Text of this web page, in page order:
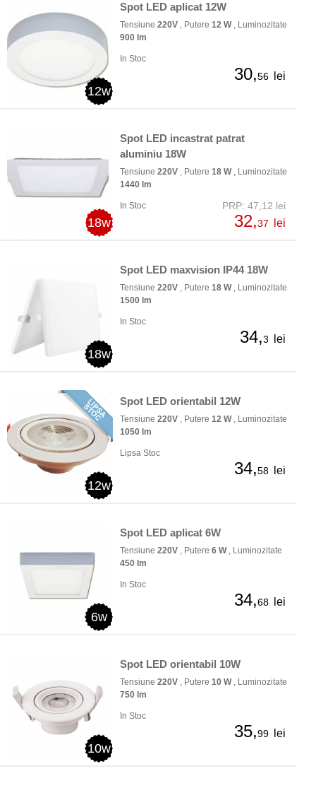
12w
Spot LED aplicat 12W
Tensiune 220V , Putere 12 W, Luminozitate
900 lm
In Stoc
30,56 lei
18w
Spot LED incastrat patrat
aluminiu 18W
Tensiune 220V , Putere 18 W, Luminozitate
1440 lm
In Stoc PRP: 47,12 lei
32,37 lei
18w
Spot LED maxvision IP44 18W
Tensiune 220V , Putere 18 W, Luminozitate
1500 lm
In Stoc
34,3 lei
12w
Spot LED orientabil 12W
Tensiune 220V , Putere 12 W, Luminozitate
1050 lm
Lipsa Stoc
34,58 lei
6w
Spot LED aplicat 6W
Tensiune 220V , Putere 6 W, Luminozitate
450 lm
In Stoc
34,68 lei
10w
Spot LED orientabil 10W
Tensiune 220V , Putere 10 W, Luminozitate
750 lm
In Stoc
35,99 lei